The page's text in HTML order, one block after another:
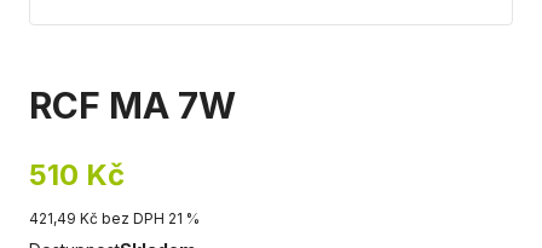
RCF MA 7W
510 Kč
421,49 Kč bez DPH 21 %